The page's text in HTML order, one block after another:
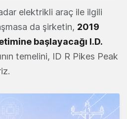
elektrikli araç ile ilgili
da şirketin, 2019
başlayacağı I.D.
temelini, ID R Pikes Peak